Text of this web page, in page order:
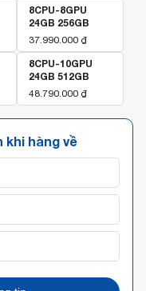
8CPU-8GPU
24GB 256GB
37.990.000 ₫
8CPU-10GPU
24GB 512GB
48.790.000 ₫
khi hàng về